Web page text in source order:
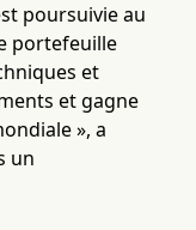
poursuivie au
portefeuille
et
et gagne
», a
un